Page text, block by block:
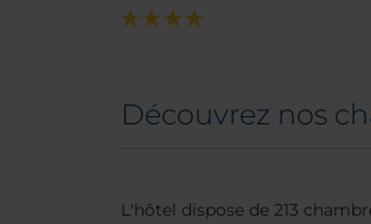
Découvrez nos
L'hôtel dispose de 213